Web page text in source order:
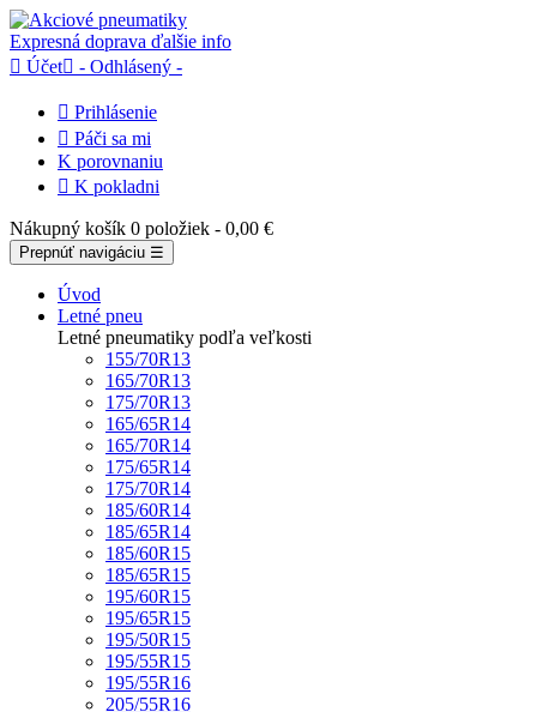
Expresná doprava ďalšie info
 Účet - Odhlásený -
 Prihlásenie
 Páči sa mi
K porovnaniu
 K pokladni
Nákupný košík 0 položiek - 0,00 €
Prepnúť navigáciu ☰
Úvod
Letné pneu
Letné pneumatiky podľa veľkosti
155/70R13
165/70R13
175/70R13
165/65R14
165/70R14
175/65R14
175/70R14
185/60R14
185/65R14
185/60R15
185/65R15
195/60R15
195/65R15
195/50R15
195/55R15
195/55R16
205/55R16